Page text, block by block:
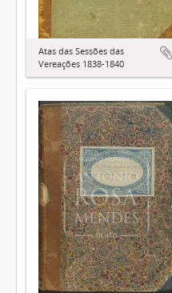
Atas das Sessões das
Vereações 1838-1840